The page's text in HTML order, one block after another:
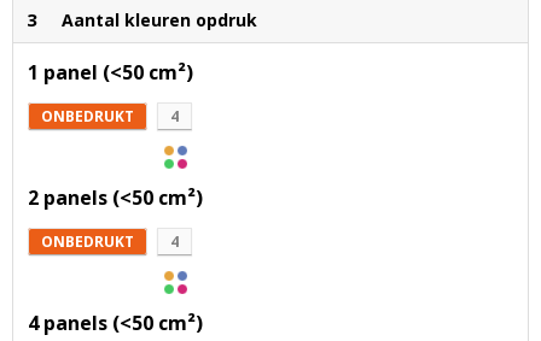
3 Aantal kleuren opdruk
1 panel (<50 cm²)
ONBEDRUKT 4
2 panels (<50 cm²)
ONBEDRUKT 4
4 panels (<50 cm²)